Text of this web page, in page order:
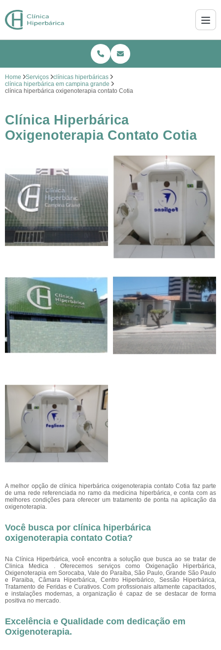
Home Serviços
clínicas hiperbáricas
clínica hiperbárica em campina grande
clínica hiperbárica oxigenoterapia contato Cotia
Clínica Hiperbárica
Oxigenoterapia Contato Cotia
A melhor opção de clínica hiperbárica oxigenoterapia contato Cotia faz parte
de uma rede referenciada no ramo da medicina hiperbárica, e conta com as
melhores condições para oferecer um tratamento de ponta na aplicação da
oxigenoterapia.
Você busca por clínica hiperbárica
oxigenoterapia contato Cotia?
Na Clínica Hiperbárica, você encontra a solução que busca ao se tratar de
Clinica Medica . Oferecemos serviços como Oxigenação Hiperbárica,
Oxigenoterapia em Sorocaba, Vale do Paraíba, São Paulo, Grande São Paulo
e Paraiba, Câmara Hiperbárica, Centro Hiperbárico, Sessão Hiperbárica,
Tratamento de Feridas e Curativos. Com profissionais altamente capacitados,
e instalações modernas, a organização é capaz de se destacar de forma
positiva no mercado.
Excelência e Qualidade com dedicação em
Oxigenoterapia.